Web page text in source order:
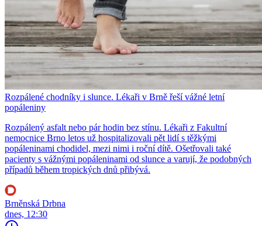
Rozpálené chodníky i slunce. Lékaři v Brně řeší vážné letní
popáleniny
Rozpálený asfalt nebo pár hodin bez stínu. Lékaři z Fakultní
nemocnice Brno letos už hospitalizovali pět lidí s těžkými
popáleninami chodidel, mezi nimi i roční dítě. Ošetřovali také
pacienty s vážnými popáleninami od slunce a varují, že podobných
případů během tropických dnů přibývá.
Brněnská Drbna
dnes, 12:30